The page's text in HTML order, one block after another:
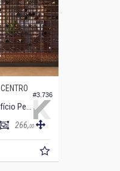
#3.736
CENTRO
Apartamento Garden no Edifício Pericó
266,00